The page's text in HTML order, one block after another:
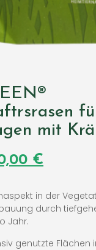
mit
€
in der
durch
Jahr.
genutzte Flächen